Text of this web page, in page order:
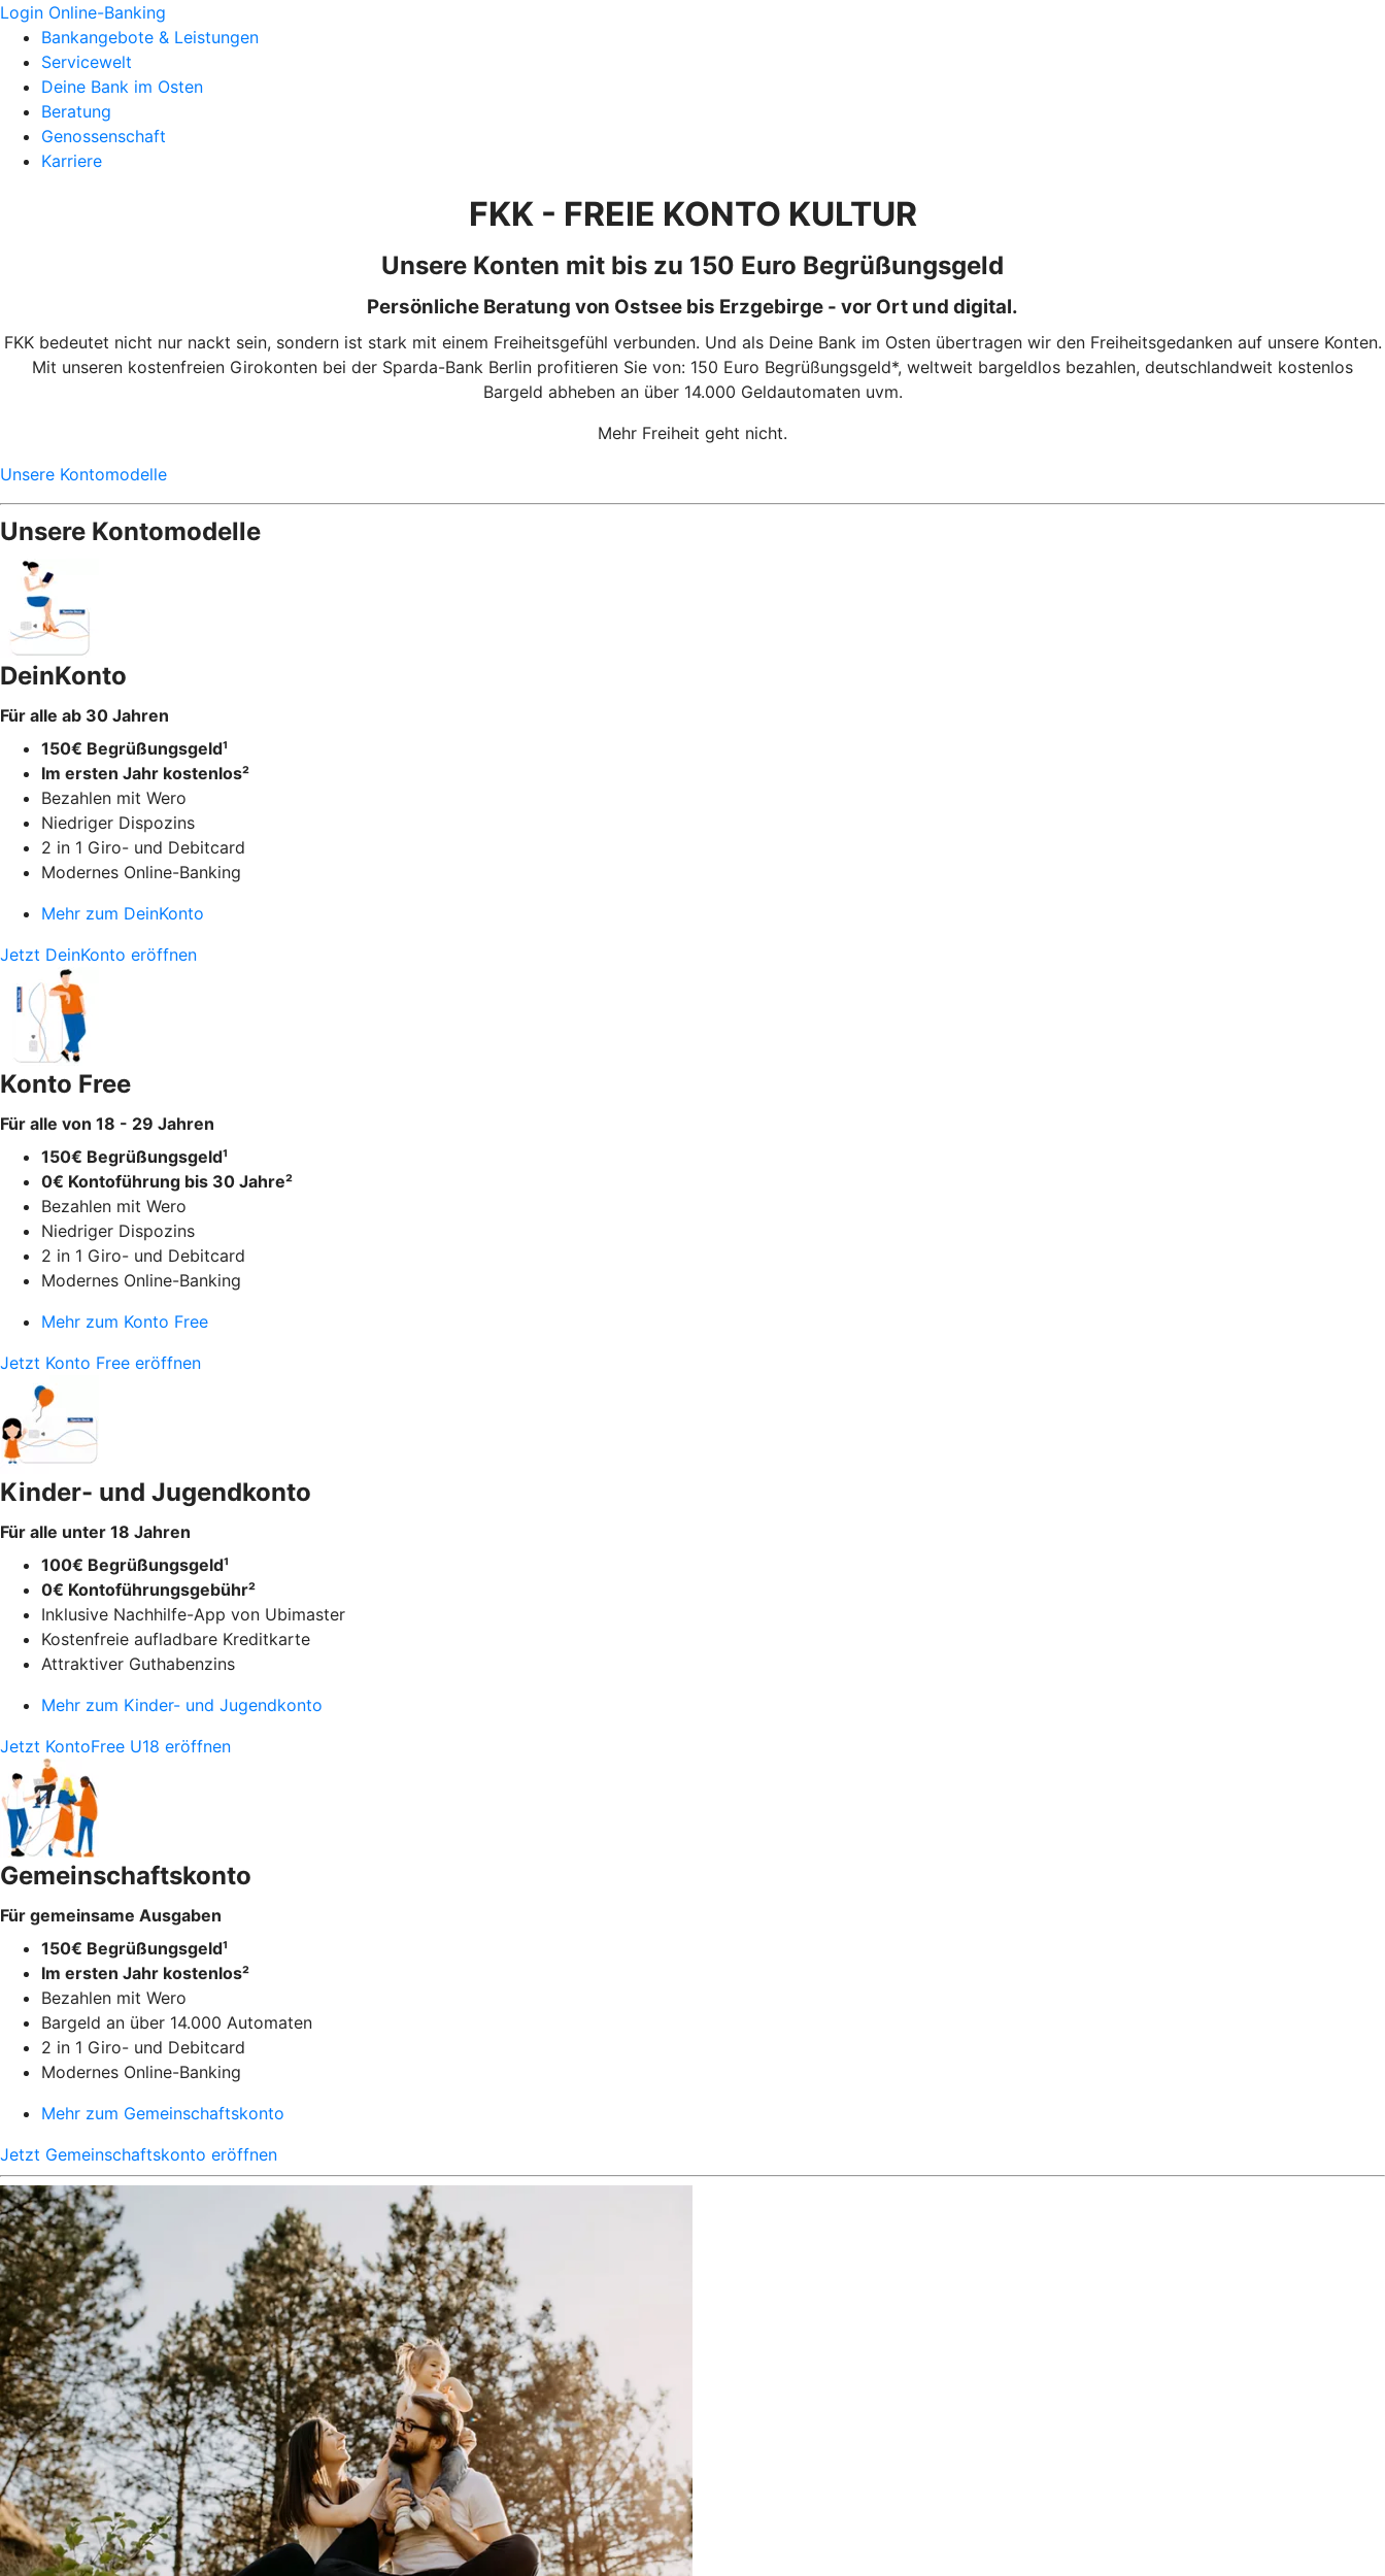
Login Online-Banking
Bankangebote & Leistungen
Servicewelt
Deine Bank im Osten
Beratung
Genossenschaft
Karriere
FKK - FREIE KONTO KULTUR
Unsere Konten mit bis zu 150 Euro Begrüßungsgeld
Persönliche Beratung von Ostsee bis Erzgebirge - vor Ort und digital.
FKK bedeutet nicht nur nackt sein, sondern ist stark mit einem Freiheitsgefühl verbunden. Und als Deine Bank im Osten übertragen wir den Freiheitsgedanken auf unsere Konten.
Mit unseren kostenfreien Girokonten bei der Sparda-Bank Berlin profitieren Sie von: 150 Euro Begrüßungsgeld*, weltweit bargeldlos bezahlen, deutschlandweit kostenlos
Bargeld abheben an über 14.000 Geldautomaten uvm.
Mehr Freiheit geht nicht.
Unsere Kontomodelle
Unsere Kontomodelle
DeinKonto
Für alle ab 30 Jahren
150€ Begrüßungsgeld¹
Im ersten Jahr kostenlos²
Bezahlen mit Wero
Niedriger Dispozins
2 in 1 Giro- und Debitcard
Modernes Online-Banking
Mehr zum DeinKonto
Jetzt DeinKonto eröffnen
Konto Free
Für alle von 18 - 29 Jahren
150€ Begrüßungsgeld¹
0€ Kontoführung bis 30 Jahre²
Bezahlen mit Wero
Niedriger Dispozins
2 in 1 Giro- und Debitcard
Modernes Online-Banking
Mehr zum Konto Free
Jetzt Konto Free eröffnen
Kinder- und Jugendkonto
Für alle unter 18 Jahren
100€ Begrüßungsgeld¹
0€ Kontoführungsgebühr²
Inklusive Nachhilfe-App von Ubimaster
Kostenfreie aufladbare Kreditkarte
Attraktiver Guthabenzins
Mehr zum Kinder- und Jugendkonto
Jetzt KontoFree U18 eröffnen
Gemeinschaftskonto
Für gemeinsame Ausgaben
150€ Begrüßungsgeld¹
Im ersten Jahr kostenlos²
Bezahlen mit Wero
Bargeld an über 14.000 Automaten
2 in 1 Giro- und Debitcard
Modernes Online-Banking
Mehr zum Gemeinschaftskonto
Jetzt Gemeinschaftskonto eröffnen